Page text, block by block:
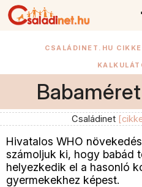
CSALÁDINET.HU
Családinet
Hivatalos WHO
számoljuk ki, hogy babád
helyezkedik el a hasonló
gyermekekhez képest.